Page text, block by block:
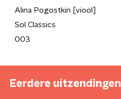
Alina Pogostkin [viool]
Sol Classics
003
Eerdere uitzendingen